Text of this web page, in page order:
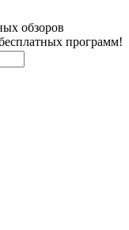
обзоров
программ!